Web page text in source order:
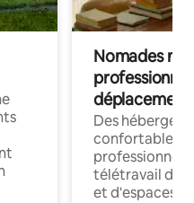
Nomades
déplacement
Des
confortables
professionnels
télétravail
et d'espaces